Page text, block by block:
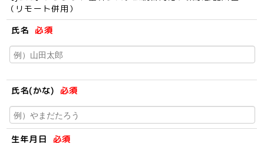
（リモート併用）
氏名 必須
氏名(かな) 必須
生年月日 必須